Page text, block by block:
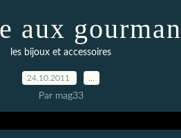
aux
les bijoux et accessoires
24.10.2011
Par mag33